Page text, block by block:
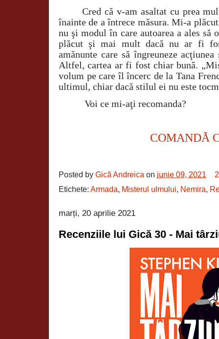
Cred că v-am asaltat cu prea
înainte de a întrece măsura. Mi-a
nu şi modul în care autoarea a ales
plăcut şi mai mult dacă nu ar fi
amănunte care să îngreuneze
Altfel, cartea ar fi fost chiar bună.
volum pe care îl încerc de la Tana
ultimul, chiar dacă stilul ei nu este
Voi ce mi-aţi recomanda?
COMANDĂ
Posted by Gică Andreica on iunie 09, 2021
Etichete: Armada, Misterul ulmului, Nemira,
marți, 20 aprilie 2021
Recenziile lui Gică 30 - Mai